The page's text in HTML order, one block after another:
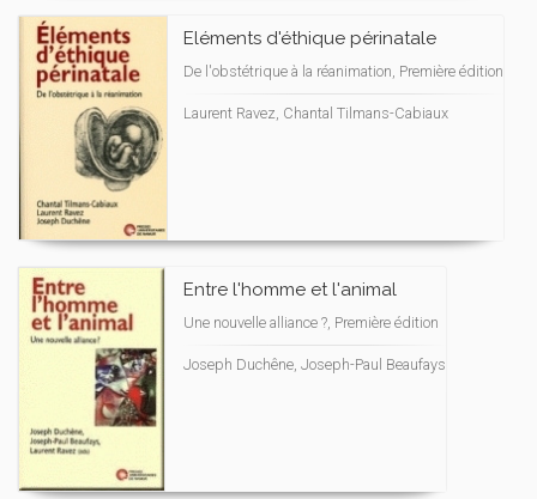
Eléments d'éthique périnatale
De l'obstétrique à la réanimation, Première édition
Laurent Ravez, Chantal Tilmans-Cabiaux
Entre l'homme et l'animal
Une nouvelle alliance ?, Première édition
Joseph Duchêne, Joseph-Paul Beaufays